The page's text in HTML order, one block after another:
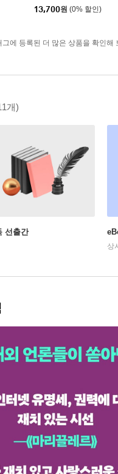
13,700원 (0% 할인)
그에 등록된 더 많은 상품을 확인해
개)
선출간
상